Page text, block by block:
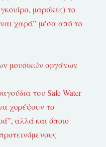
μαράκες) το
χαρά” μέσα από το
μουσικών οργάνων
του Safe Water
χορέψουν το
αλλά και όποιο